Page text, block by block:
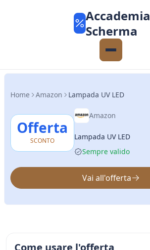
Accademia
Scherma
Home Amazon Lampada UV LED
Offerta
SCONTO
Amazon
Lampada UV LED
Sempre valido
Vai all'offerta
Come usare l'offerta